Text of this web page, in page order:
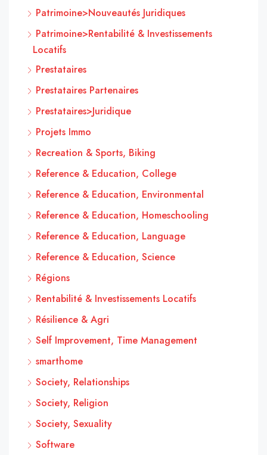
Patrimoine>Nouveautés Juridiques
Patrimoine>Rentabilité & Investissements
Locatifs
Prestataires
Prestataires Partenaires
Prestataires>Juridique
Projets Immo
Recreation & Sports, Biking
Reference & Education, College
Reference & Education, Environmental
Reference & Education, Homeschooling
Reference & Education, Language
Reference & Education, Science
Régions
Rentabilité & Investissements Locatifs
Résilience & Agri
Self Improvement, Time Management
smarthome
Society, Relationships
Society, Religion
Society, Sexuality
Software